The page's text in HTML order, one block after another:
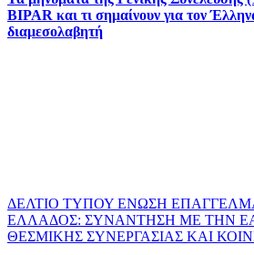
BIPAR και τι σημαίνουν για τον
διαμεσολαβητή
ΔΕΛΤΙΟ ΤΥΠΟΥ ΕΝΩΣΗ
ΕΛΛΑΔΟΣ: ΣΥΝΑΝΤΗΣΗ ΜΕ ΤΗΝ
ΘΕΣΜΙΚΗΣ ΣΥΝΕΡΓΑΣΙΑΣ ΚΑΙ